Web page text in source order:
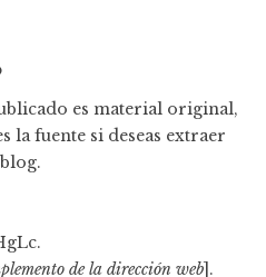
es material original,
la fuente si deseas extraer
de la dirección web].